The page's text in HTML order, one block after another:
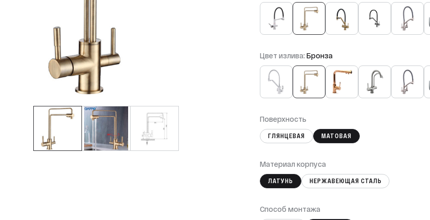
Цвет излива:Бронза
Поверхность
ГЛЯНЦЕВАЯ МАТОВАЯ
Материал корпуса
ЛАТУНЬ НЕРЖАВЕЮЩАЯ СТАЛЬ
Способ монтажа